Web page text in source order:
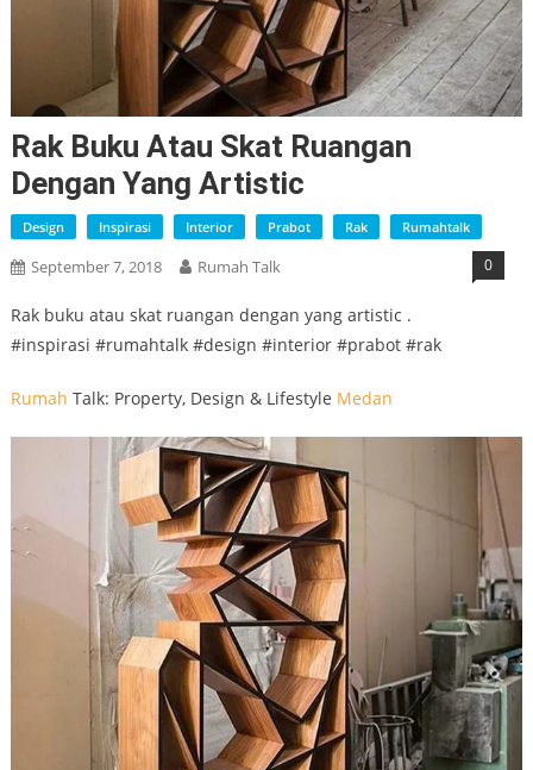
Rak Buku Atau Skat Ruangan
Dengan Yang Artistic
Design Inspirasi Interior Prabot Rak Rumahtalk
September 7, 2018 Rumah Talk 0
Rak buku atau skat ruangan dengan yang artistic .
#inspirasi #rumahtalk #design #interior #prabot #rak
Rumah Talk: Property, Design & Lifestyle Medan